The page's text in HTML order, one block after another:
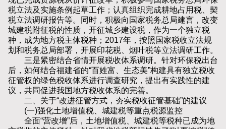
税立法及实施条例起草工作；认真组织完成耕地占用税、契
税立法调研报告等。同时，积极向国家税务总局建言，改变
城建税附征税的性质，开征城乡建设税，作为一个独立税
种，成为地方税主体税种；2017年，按照国家税收立法规
划和税务总局部署，开展印花税、烟叶税等立法调研工作。
三是紧密结合省情开展税收体系调研。针对环保税出台
后，如何结合福建省的“百姓富、生态美”构建具有独立税收
征管权的绿色税收体系进行调查研究，提出有实践性的建
议，共同促进我国地方税收体系的完善。
二、关于“改进征管方式，夯实税收征管基础”的建议
(一)强化土地增值税、城建税等重点税源监控
全面“营改增”后，土地增值税、城建税等税种已成为地